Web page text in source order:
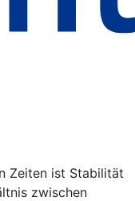
Zeiten ist Stabilität
zwischen